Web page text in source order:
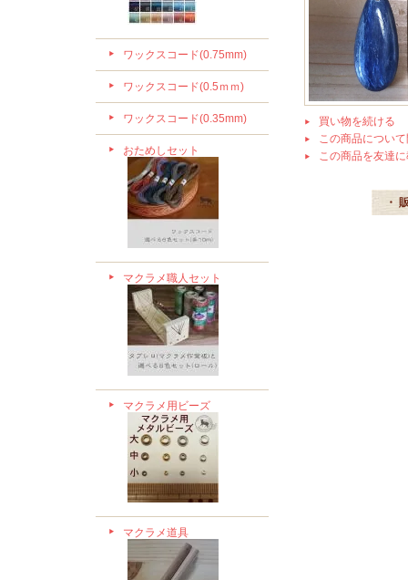
ワックスコード(0.75mm)
ワックスコード(0.5ｍｍ)
ワックスコード(0.35mm)
おためしセット
マクラメ職人セット
マクラメ用ビーズ
マクラメ道具
買い物を続ける
この商品につい
この商品を友達
・